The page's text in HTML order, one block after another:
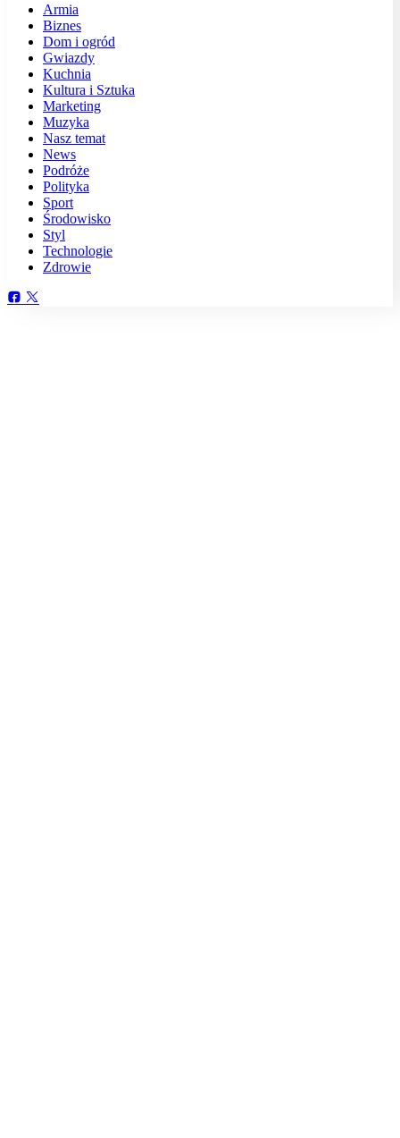
Armia
Biznes
Dom i ogród
Gwiazdy
Kuchnia
Kultura i Sztuka
Marketing
Muzyka
Nasz temat
News
Podróże
Polityka
Sport
Środowisko
Styl
Technologie
Zdrowie